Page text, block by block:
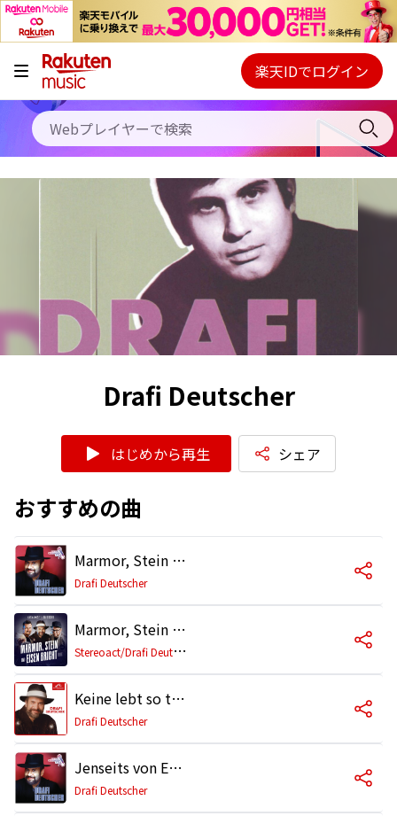
キャンペーン
料金プラン
使い方
初回30日間無料お試し
Webプレイヤー
ご契約内容の確認・変更
楽天IDでログイン
Drafi Deutscher
はじめから再生 シェア
おすすめの曲
Marmor, Stein und Eisen bricht (Version 1987)
Drafi Deutscher
Marmor, Stein und Eisen bricht (Stereoact Remix)
S
tereoact/Drafi Deutscher
Keine lebt so tief in mir wie du
Drafi Deutscher
Jenseits von Eden
Drafi Deutscher